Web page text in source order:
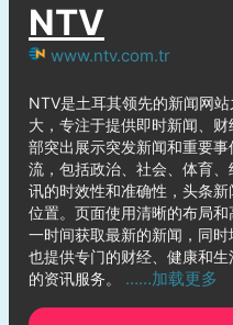
NTV
www.ntv.com.tr
NTV是土耳其领先的新闻网
大，专注于提供即时新闻、
部突出展示突发新闻和重要
流，包括政治、社会、体育
讯的时效性和准确性，头条
位置。页面使用清晰的布局
一时间获取最新的新闻，同
也提供专门的财经、健康和
的资讯服务。 ……加载更多